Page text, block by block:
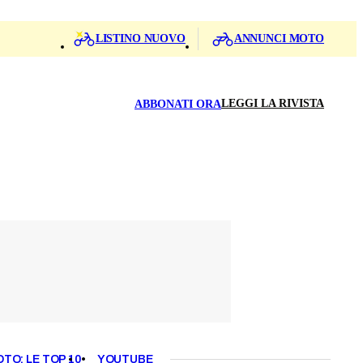
LISTINO NUOVO ANNUNCI MOTO
ABBONATI ORALEGGI LA RIVISTA
LE TOP 10 YOUTUBE